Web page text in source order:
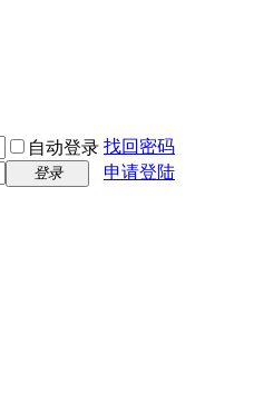
自动登录 找回密码
登录 申请登陆